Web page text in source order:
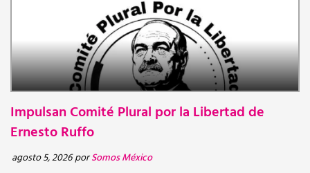
BOLETINES
Impulsan Comité Plural por la Libertad de
Ernesto Ruffo
agosto 5, 2026porSomos México